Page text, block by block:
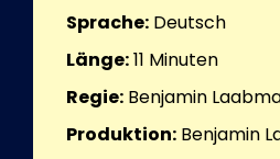
Sprache: Deutsch
Länge:11 Minuten
Regie: Benjamin
Produktion: Benjamin